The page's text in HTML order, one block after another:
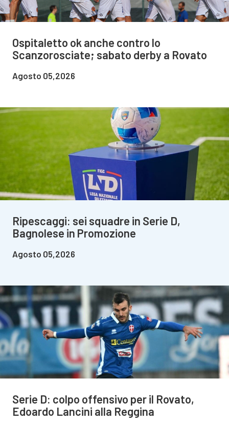
Ospitaletto ok anche contro lo
Scanzorosciate; sabato derby a Rovato
Agosto 05,2026
Ripescaggi: sei squadre in Serie D,
Bagnolese in Promozione
Agosto 05,2026
Serie D: colpo offensivo per il Rovato,
Edoardo Lancini alla Reggina